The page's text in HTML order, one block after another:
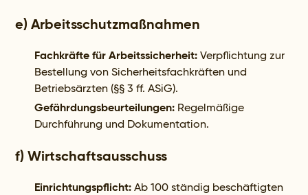
e) Arbeitsschutzmaßnahmen
Fachkräfte für Arbeitssicherheit: Verpflichtung zur
Bestellung von Sicherheitsfachkräften und
Betriebsärzten (§§ 3 ff. ASiG).
Gefährdungsbeurteilungen: Regelmäßige
Durchführung und Dokumentation.
f) Wirtschaftsausschuss
Einrichtungspflicht: Ab 100 ständig beschäftigten